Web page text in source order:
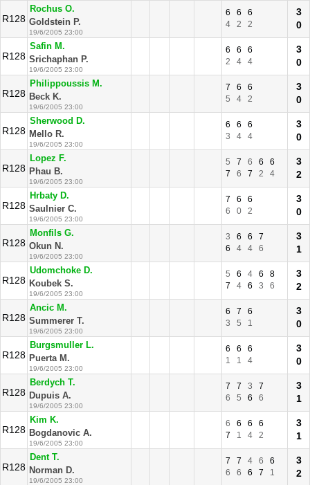
R128
Rochus O.
Goldstein P.
19/6/2005 23:00
6 6
6
4
2 2
3
0
R128
Safin M.
Srichaphan P.
19/6/2005 23:00
6 6
6
2
4 4
3
0
R128
Philippoussis M.
Beck K.
19/6/2005 23:00
7 6
6
5
4 2
3
0
R128
Sherwood D.
Mello R.
19/6/2005 23:00
6 6
6
3
4 4
3
0
R128
Lopez F.
Phau B.
19/6/2005 23:00
5 7 6 6
6
7
6 7 2 4
3
2
R128
Hrbaty D.
Saulnier C.
19/6/2005 23:00
7 6
6
6
0 2
3
0
R128
Monfils G.
Okun N.
19/6/2005 23:00
3 6 6
7
6
4 4 6
3
1
R128
Udomchoke D.
Koubek S.
19/6/2005 23:00
5 6 4 6
8
7
4 6 3 6
3
2
R128
Ancic M.
Summerer T.
19/6/2005 23:00
6 7
6
3
5 1
3
0
R128
Burgsmuller L.
Puerta M.
19/6/2005 23:00
6 6
6
1
1 4
3
0
R128
Berdych T.
Dupuis A.
19/6/2005 23:00
7 7 3
7
6
5 6 6
3
1
R128
Kim K.
Bogdanovic A.
19/6/2005 23:00
6 6 6
6
7
1 4 2
3
1
R128
Dent T.
Norman D.
19/6/2005 23:00
7 7 4 6
6
6
6 6 7 1
3
2